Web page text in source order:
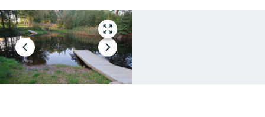
Gå
till
helskärmsläge
Föregående
bild
Nästa
bildspel